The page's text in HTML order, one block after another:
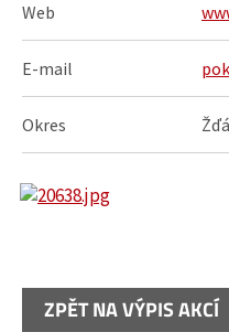
Web
E-mail
Okres
ZPĚT NA VÝPIS AKCÍ